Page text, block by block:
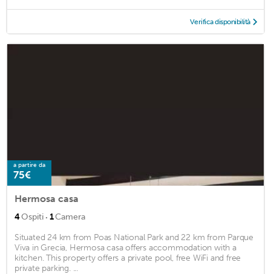
Verifica disponibilità
a partire da
75€
Hermosa casa
4Ospiti · 1Camera
Situated 24 km from Poas National Park and 22 km from Parque
Viva in Grecia, Hermosa casa offers accommodation with a
kitchen. This property offers a private pool, free WiFi and free
private parking. ...